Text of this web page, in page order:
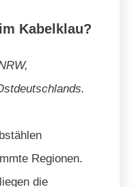
Kabelklau?
Regionen.
die